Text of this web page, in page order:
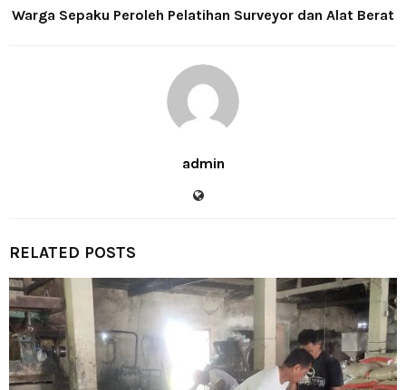
Warga Sepaku Peroleh Pelatihan Surveyor dan Alat Berat
admin
RELATED POSTS